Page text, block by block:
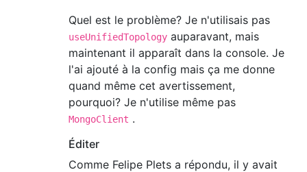
Quel est le problème? Je n'utilisais pas
useUnifiedTopologyauparavant, mais
maintenant il apparaît dans la console. Je
l'ai ajouté à la config mais ça me donne
quand même cet avertissement,
pourquoi? Je n'utilise même pas
MongoClient .
Éditer
Comme Felipe Plets a répondu, il y avait